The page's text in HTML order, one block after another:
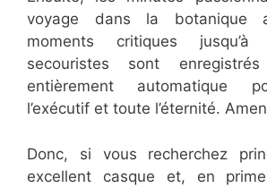
voyage dans la botanique
moments critiques jusqu’à
secouristes sont
entièrement automatique
l’exécutif et toute l’éternité.
Donc, si vous recherchez
excellent casque et, en